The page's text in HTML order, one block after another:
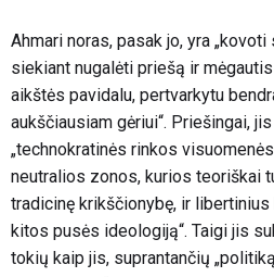
Ahmari noras, pasak jo, yra „kovoti
siekiant nugalėti priešą ir
aikštės pavidalu, pertvarkytu
aukščiausiam gėriui“. Priešingai,
„technokratinės rinkos
neutralios zonos, kurios teoriškai
tradicinę krikščionybę, ir
kitos pusės ideologiją“. Taigi jis
tokių kaip jis, suprantančių